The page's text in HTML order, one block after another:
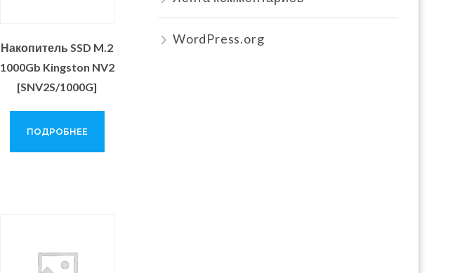
Накопитель SSD M.2
1000Gb Kingston NV2
[SNV2S/1000G]
ПОДРОБНЕЕ
WordPress.org